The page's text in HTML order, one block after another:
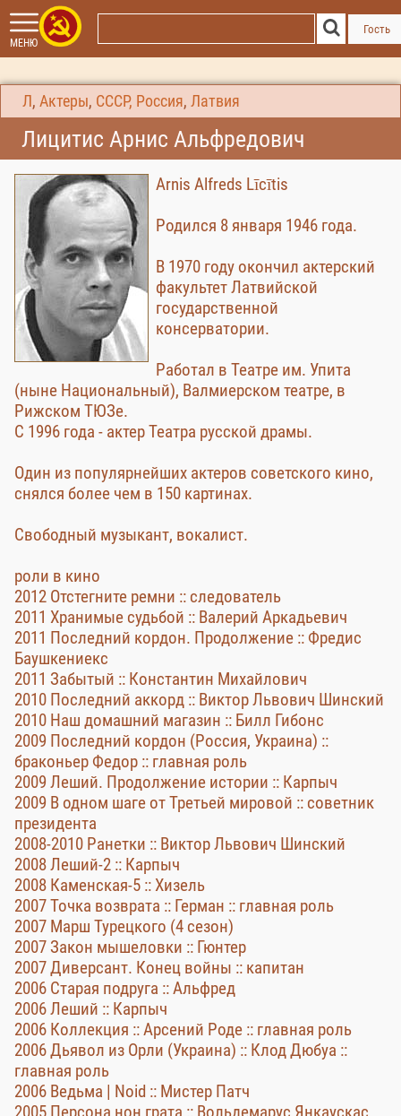
МЕНЮ
Гость
Л , Актеры, СССР, Россия, Латвия
Лицитис Арнис Альфредович
Arnis Alfreds Līcītis
Родился 8 января 1946 года.
В 1970 году окончил актерский
факультет Латвийской
государственной
консерватории.
Работал в Театре им. Упита
(ныне Национальный), Валмиерском театре, в
Рижском ТЮЗе.
С 1996 года - актер Театра русской драмы.
Один из популярнейших актеров советского кино,
снялся более чем в 150 картинах.
Свободный музыкант, вокалист.
роли в кино
2012 Отстегните ремни :: следователь
2011 Хранимые судьбой :: Валерий Аркадьевич
2011 Последний кордон. Продолжение :: Фредис
Баушкениекс
2011 Забытый :: Константин Михайлович
2010 Последний аккорд :: Виктор Львович Шинский
2010 Наш домашний магазин :: Билл Гибонс
2009 Последний кордон (Россия, Украина) ::
браконьер Федор :: главная роль
2009 Леший. Продолжение истории :: Карпыч
2009 В одном шаге от Третьей мировой :: советник
президента
2008-2010 Ранетки :: Виктор Львович Шинский
2008 Леший-2 :: Карпыч
2008 Каменская-5 :: Хизель
2007 Точка возврата :: Герман :: главная роль
2007 Марш Турецкого (4 сезон)
2007 Закон мышеловки :: Гюнтер
2007 Диверсант. Конец войны :: капитан
2006 Старая подруга :: Альфред
2006 Леший :: Карпыч
2006 Коллекция :: Арсений Роде :: главная роль
2006 Дьявол из Орли (Украина) :: Клод Дюбуа ::
главная роль
2006 Ведьма | Noid :: Мистер Патч